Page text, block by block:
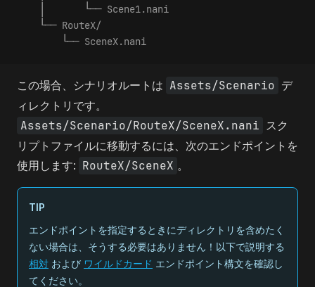
    │       └── Scene1.nani
    └── RouteX/
        └── SceneX.nani
この場合、シナリオルートは Assets/Scenario デ
ィレクトリです。
Assets/Scenario/RouteX/SceneX.nani スク
リプトファイルに移動するには、次のエンドポイントを
使用します: RouteX/SceneX 。
TIP
エンドポイントを指定するときにディレクトリを含めたく
ない場合は、そうする必要はありません！以下で説明する
相対 および ワイルドカード エンドポイント構文を確認し
てください。